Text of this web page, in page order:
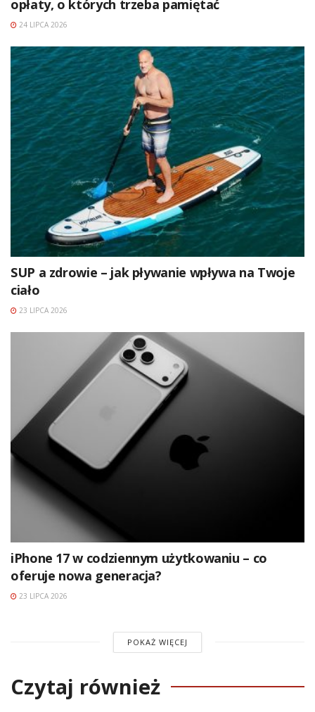
opłaty, o których trzeba pamiętać
24 LIPCA 2026
SUP a zdrowie – jak pływanie wpływa na Twoje
ciało
23 LIPCA 2026
iPhone 17 w codziennym użytkowaniu – co
oferuje nowa generacja?
23 LIPCA 2026
POKAŻ WIĘCEJ
Czytaj również